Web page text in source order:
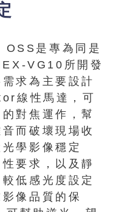
是專為同是
VG10所開發
求為主要設計
線性馬達，可
對焦運作，幫
而破壞現場收
學影像穩定
要求，以及靜
低感光度設定
像品質的保